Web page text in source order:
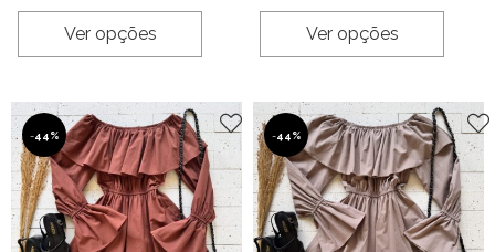
Ver opções Ver opções
-44% -44%